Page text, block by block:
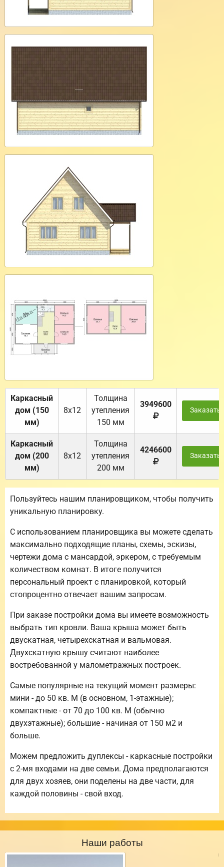
Каркасный
дом (150
мм)
8х12
Толщина
утепления
150 мм
3949600
Заказать
Каркасный
дом (200
мм)
8х12
Толщина
утепления
200 мм
4246600
Заказать
Пользуйтесь нашим планировщиком, чтобы получить
уникальную планировку.
С использованием планировщика вы можете сделать
максимально подходящие планы, схемы, эскизы,
чертежи дома с мансардой, эркером, с требуемым
количеством комнат. В итоге получится
персональный проект с планировкой, который
стопроцентно отвечает вашим запросам.
При заказе постройки дома вы имеете возможность
выбрать тип кровли. Ваша крыша может быть
двускатная, четырехскатная и вальмовая.
Двухскатную крышу считают наиболее
востребованной у малометражных построек.
Самые популярные на текущий момент размеры:
мини - до 50 кв. М (в основном, 1-этажные);
компактные - от 70 до 100 кв. М (обычно
двухэтажные); большие - начиная от 150 м2 и
больше.
Можем предложить дуплексы - каркасные постройки
с 2-мя входами на две семьи. Дома предполагаются
для двух хозяев, они поделены на две части, для
каждой половины - свой вход.
Наши работы